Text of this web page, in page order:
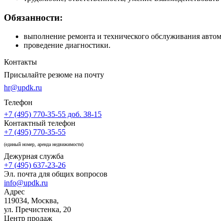
Обязанности:
выполнение ремонта и технического обслуживания
проведение диагностики.
Контакты
Присылайте резюме на почту
hr@updk.ru
Телефон
+7 (495) 770-35-55 доб. 38-15
Контактный телефон
+7 (495) 770-35-55
(единый номер, аренда недвижимости)
Дежурная служба
+7 (495) 637-23-26
Эл. почта для общих вопросов
info@updk.ru
Адрес
119034, Москва,
ул. Пречистенка, 20
Центр продаж